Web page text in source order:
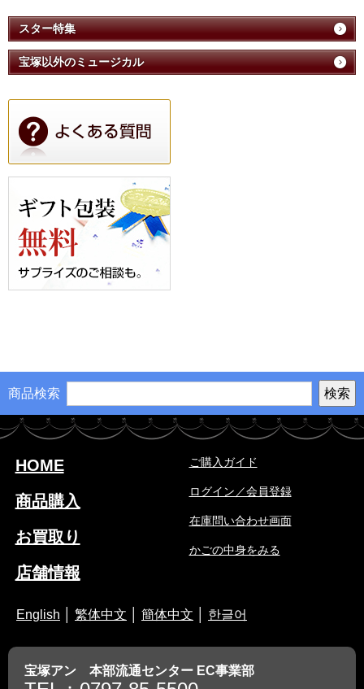
スター特集
宝塚以外のミュージカル
商品検索
HOME
商品購入
お買取り
店舗情報
ご購入ガイド
ログイン／会員登録
在庫問い合わせ画面
かごの中身をみる
English 繁体中文 簡体中文 한글어
宝塚アン 本部流通センター EC事業部